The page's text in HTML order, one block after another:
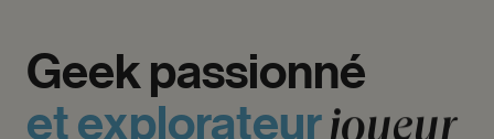
Geekpassionné
etexplorateur